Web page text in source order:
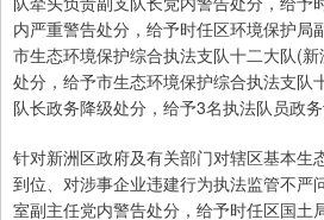
内严重警告处分，给予时任区环境保护局
市生态环境保护综合执法支队十二大队(
处分，给予市生态环境保护综合执法支队
队长政务降级处分，给予3名执法队员政务
针对新洲区政府及有关部门对辖区基本生
到位、对涉事企业违建行为执法监管不严
室副主任党内警告处分，给予时任区国土